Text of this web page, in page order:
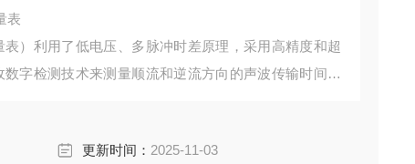
表
）利用了低电压、多脉冲时差原理，采用高精度和超
字检测技术来测量顺流和逆流方向的声波传输时间，
更新时间： 2025-11-03